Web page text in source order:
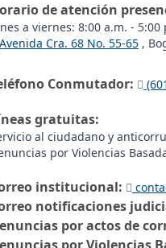
de atención
a viernes: 8:00 a.m. - 5:00
Avenida Cra. 68 No. 55-65 ,
Conmutador:
gratuitas:
al ciudadano y
por Violencias
institucional:
notificaciones
por actos de